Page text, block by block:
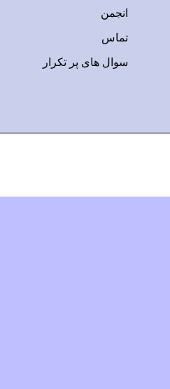
انجمن
تماس
سوال های پر تکرار